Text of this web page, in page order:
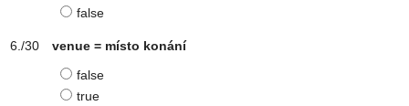
false
venue = místo konání
false
true